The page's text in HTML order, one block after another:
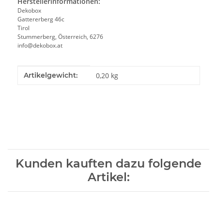
Dekobox
Gattererberg 46c
Tirol
Stummerberg, Österreich, 6276
info@dekobox.at
Produkteigenschaft
Wert
Artikelgewicht: 0,20 kg
Kunden kauften dazu folgende
Artikel: